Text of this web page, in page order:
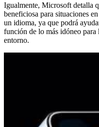
Igualmente, Microsoft detalla
beneficiosa para situaciones
un idioma, ya que podrá
función de lo más idóneo para
entorno.